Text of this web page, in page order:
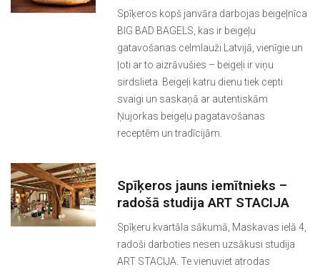
Spīķeros kopš janvāra darbojas beigeļnīca
BIG BAD BAGELS, kas ir beigeļu
gatavošanas celmlauži Latvijā, vienīgie un
ļoti ar to aizrāvušies – beigeļi ir viņu
sirdslieta. Beigeļi katru dienu tiek cepti
svaigi un saskaņā ar autentiskām
Ņujorkas beigeļu pagatavošanas
receptēm un tradīcijām.
Spīķeros jauns iemītnieks –
radošā studija ART STACIJA
Spīķeru kvartāla sākumā, Maskavas ielā 4,
radoši darboties nesen uzsākusi studija
ART STACIJA. Te vienuviet atrodas